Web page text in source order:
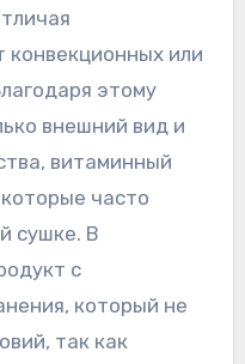
конвекционных или
этому
внешний вид и
витаминный
часто
сушке. В
с
который не
так как